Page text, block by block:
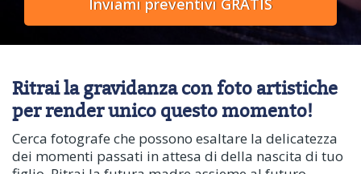
Ritrai la gravidanza con foto artistiche
per render unico questo momento!
Cerca fotografe che possono esaltare la delicatezza
dei momenti passati in attesa di della nascita di tuo